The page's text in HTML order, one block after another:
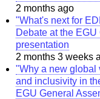
2 months ago
"What's next for
Debate at the
presentation
2 months 3 weeks
"Why a new global
and inclusivity in
EGU General